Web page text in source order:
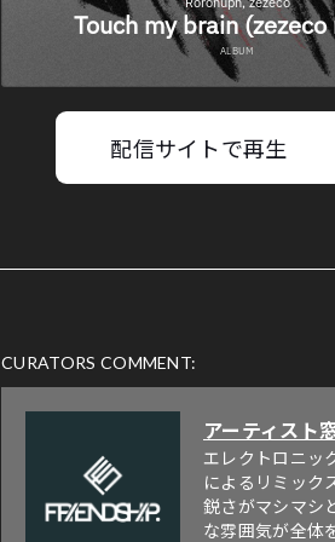
配信サイトで再生
CURATORS COMMENT:
アーティスト
エレクトロニ
によるリミック
鋭さがマシマシ
な雰囲気が全体